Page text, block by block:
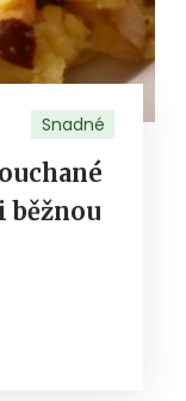
Snadné
běžnou